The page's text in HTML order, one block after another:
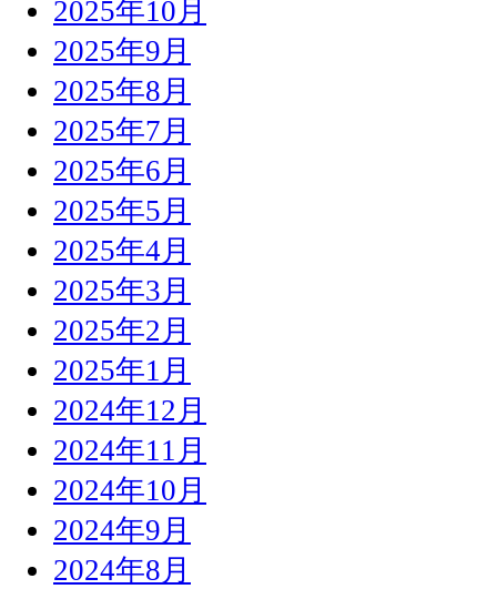
2025年10月
2025年9月
2025年8月
2025年7月
2025年6月
2025年5月
2025年4月
2025年3月
2025年2月
2025年1月
2024年12月
2024年11月
2024年10月
2024年9月
2024年8月